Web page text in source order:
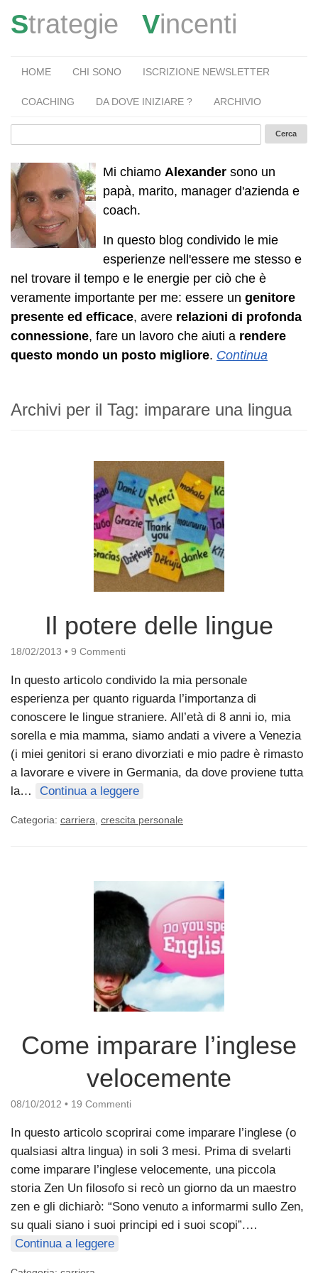
Strategie Vincenti
HOME CHI SONO ISCRIZIONE NEWSLETTER
COACHING DA DOVE INIZIARE ? ARCHIVIO
Mi chiamo Alexander sono un
papà, marito, manager d'azienda e
coach.
In questo blog condivido le mie
esperienze nell'essere me stesso e
nel trovare il tempo e le energie per ciò che è
veramente importante per me: essere un genitore
presente ed efficace, avere relazioni di profonda
connessione, fare un lavoro che aiuti a rendere
questo mondo un posto migliore. Continua
Archivi per il Tag: imparare una lingua
Il potere delle lingue
18/02/2013 • 9 Commenti
In questo articolo condivido la mia personale
esperienza per quanto riguarda l’importanza di
conoscere le lingue straniere. All’età di 8 anni io, mia
sorella e mia mamma, siamo andati a vivere a Venezia
(i miei genitori si erano divorziati e mio padre è rimasto
a lavorare e vivere in Germania, da dove proviene tutta
la…
Continua a leggere
Categoria: carriera crescita personale
Come imparare l’inglese
velocemente
08/10/2012 • 19 Commenti
In questo articolo scoprirai come imparare l’inglese (o
qualsiasi altra lingua) in soli 3 mesi. Prima di svelarti
come imparare l’inglese velocemente, una piccola
storia Zen Un filosofo si recò un giorno da un maestro
zen e gli dichiarò: “Sono venuto a informarmi sullo Zen,
su quali siano i suoi principi ed i suoi scopi”.…
Continua a leggere